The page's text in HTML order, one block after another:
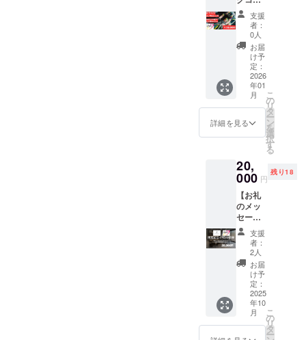
スをご
記入く
ださ
い。 こ
れを機
会に是
非、個
人スポ
ンサー
様をお
ており
ま
！
章でお
伝えく
ださ
い。 ご
不明な
点がご
ざいま
したら
コメン
さい。
・有効
期限：
2025年
12月～
2027年
12月30
日 ・未
成年の
方には
ドリン
クのみ
す。
動報告
等で発
表させ
ていた
だきま
す。 ※
サイズ
はオプ
ション
（プル
ダウン
さい。
※料金は
送料込
みにな
りま
す。
ティン
グが
セット
になっ
たお得
なコー
ス！ ・
詳細：
工程の
詳細 ・
提供方
込み、
輸送で
くお願
いいた
しま
す。 ・
注意事
項：本
島、県
内離
島、県
外など
輸送に
かかる
費用は
サル
ティン
グ（リ
アル）
40分程
度】 Le
velo
APEX
オー
ナーが
知識と
経験を
たの
ロード
バイク
をコン
サルさ
せてい
ただき
ます！
・詳
細：コ
ンサル
ティン
グ（フ
レー
ム、カ
スタム
支援
者：
0人
お届
け予
定：
2026
年01
月
詳細を見る
こ
の
リ
タ
ー
ン
を
選
択
す
る
20,
000 円
残り18
【お礼
のメッ
セージ
（メー
ル）】
感謝の
気持ち
を込め
て、お
礼の
メッ
セージ
をお送
りしま
支援
者：
2人
お届
け予
定：
2025
年10
月
こ
の
リ
タ
ー